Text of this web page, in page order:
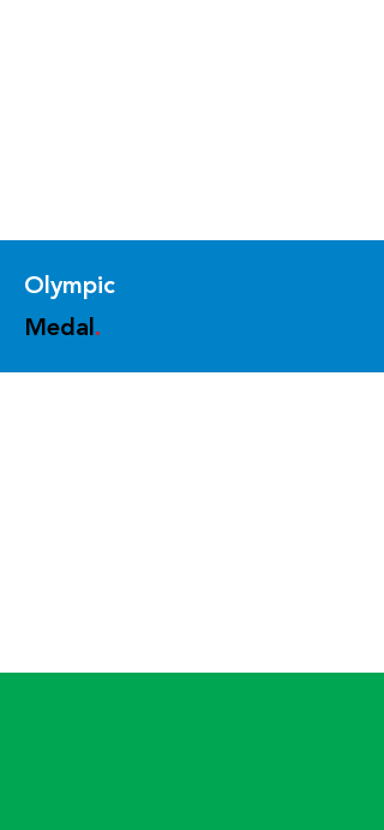
Olympic
Medal.